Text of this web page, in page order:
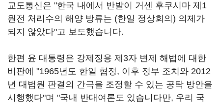
교도통신은 "한국 내에서 반발이 거센 후쿠시마 제1
원전 처리수의 해양 방류는 (한일 정상회의) 의제가
되지 않았다"고 보도했습니다.
한편 윤 대통령은 강제징용 제3자 변제 해법에 대한
비판에 "1965년도 한일 협정, 이후 정부 조치와 2012
년 대법원 판결의 간극을 조정할 수 있는 공탁 방안을
시행했다"며 "국내 반대여론도 있습니다만, 우리 국